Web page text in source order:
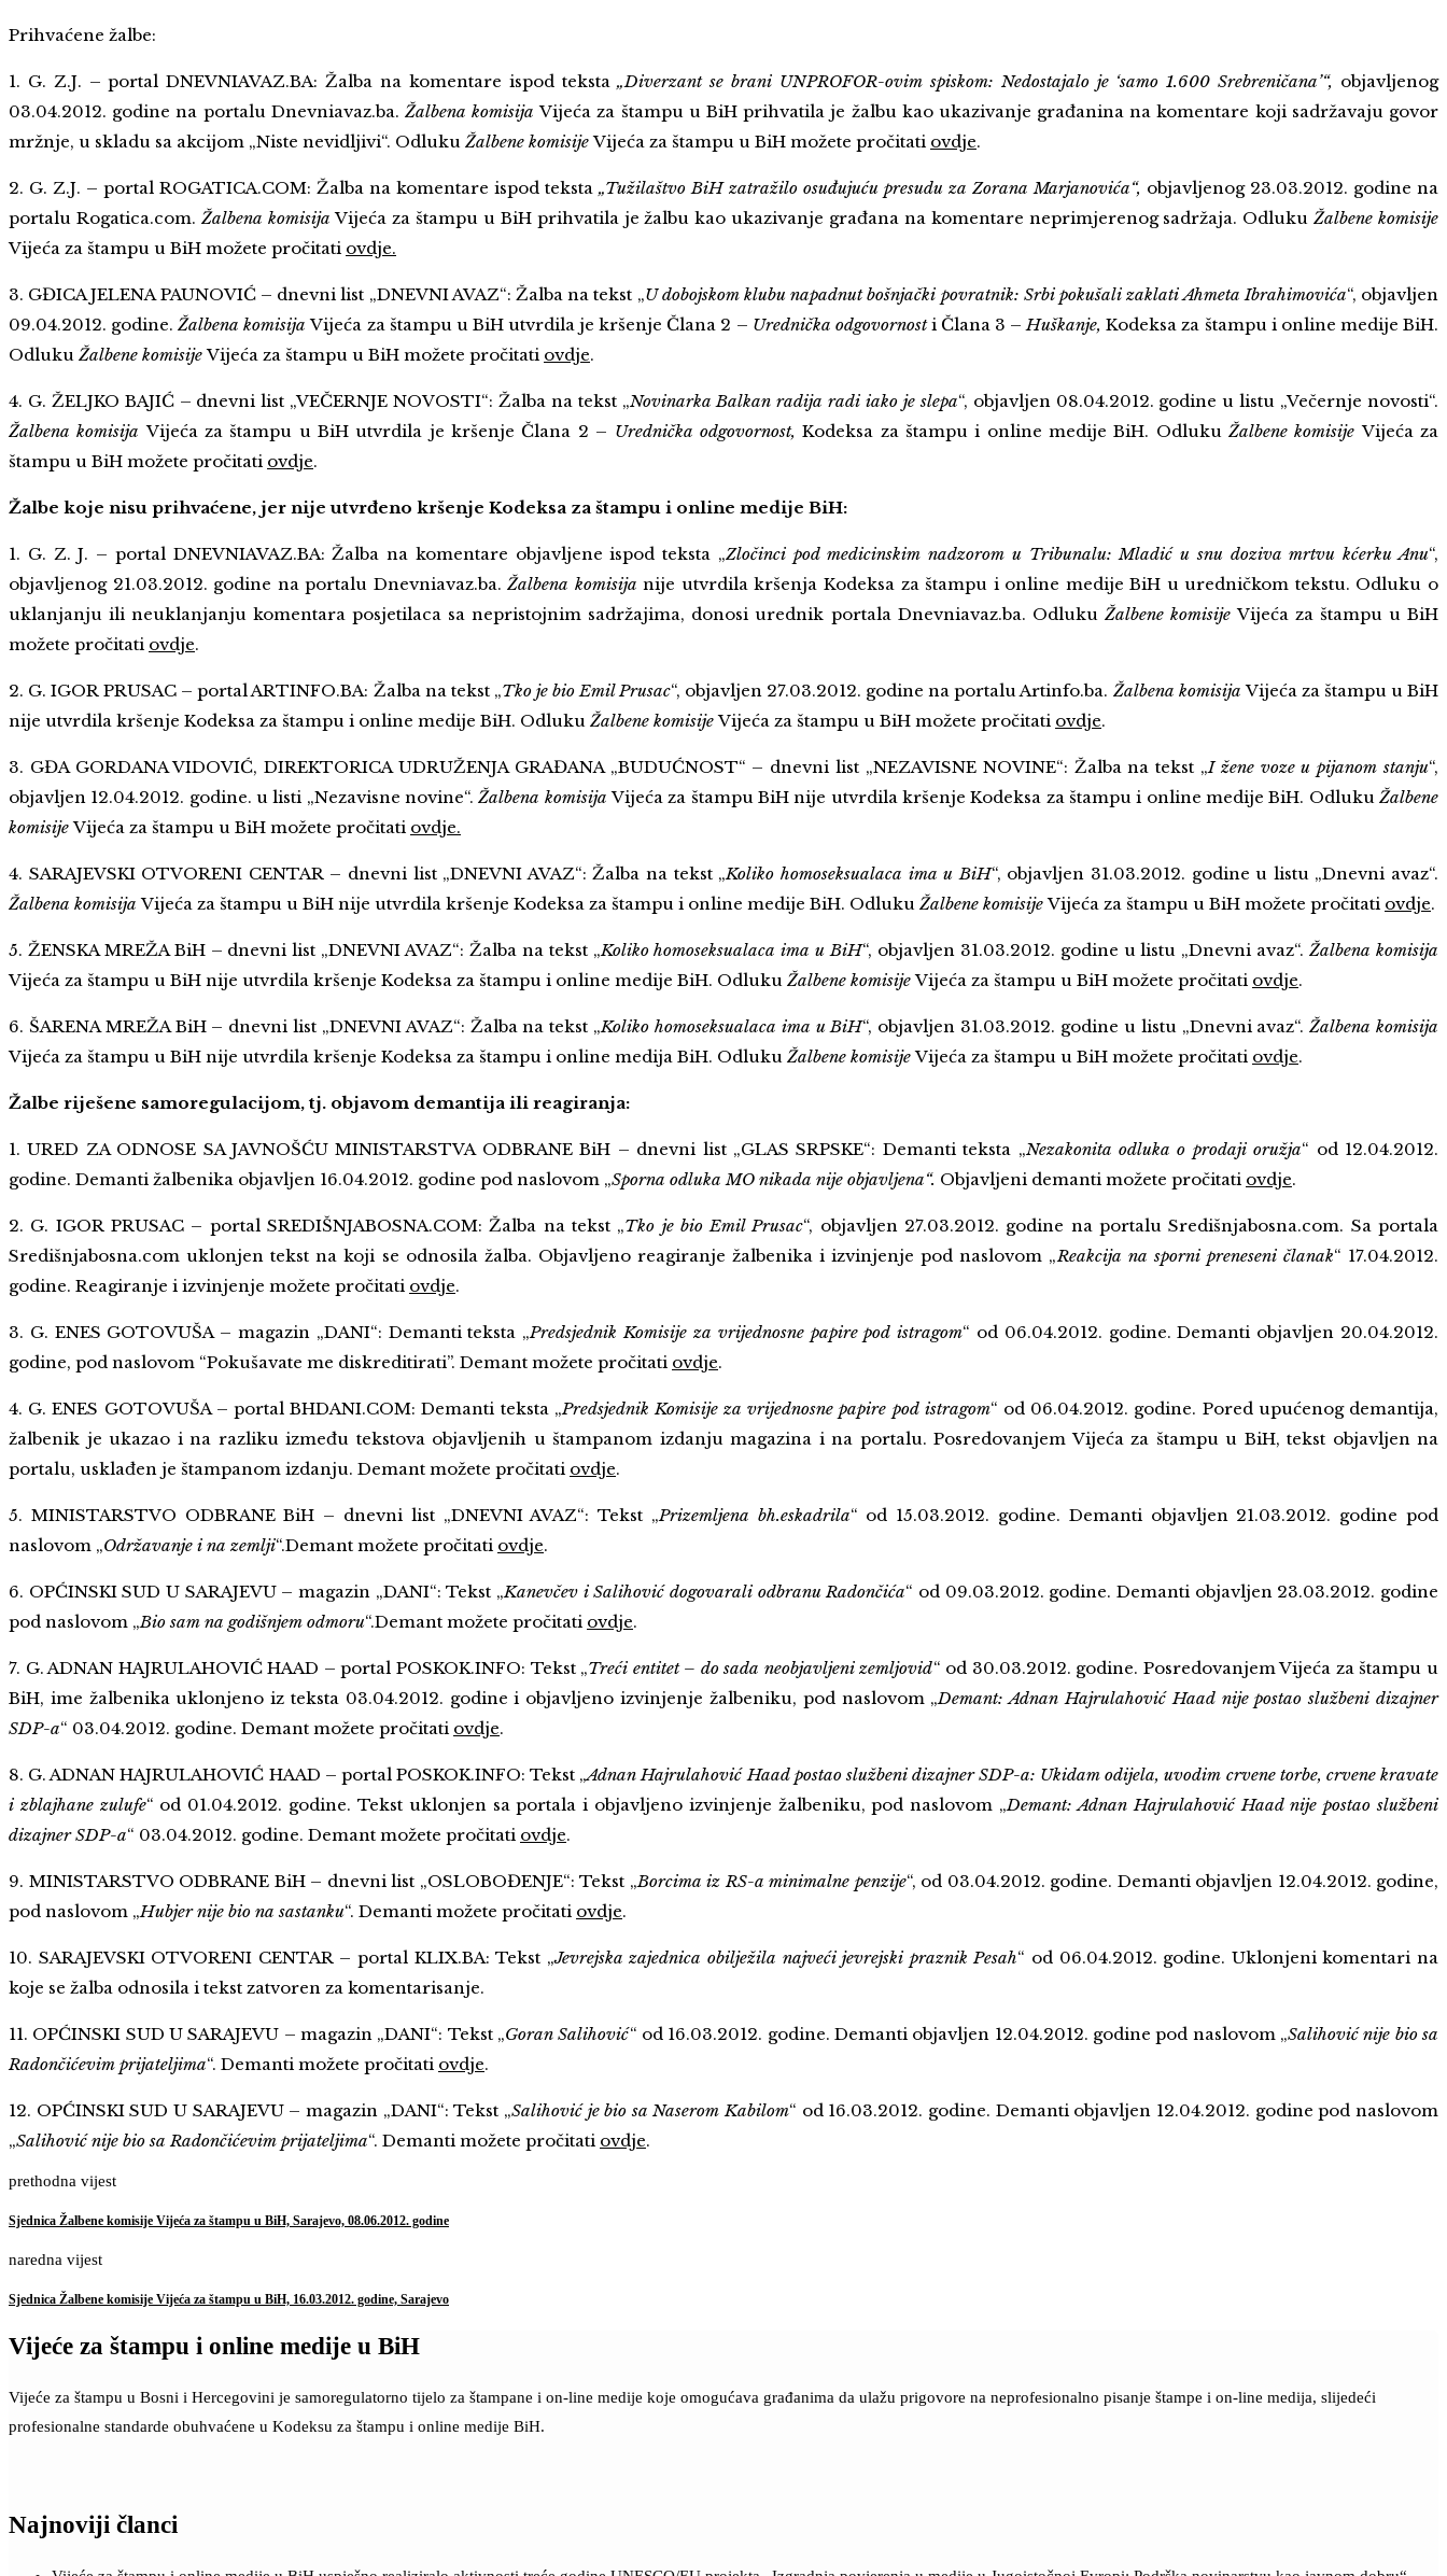
Prihvaćene žalbe:
1. G. Z.J. – portal DNEVNIAVAZ.BA: Žalba na komentare ispod teksta„Diverzant se brani UNPROFOR-ovim spiskom: Nedostajalo je ‘samo 1.600 Srebreničana’“, objavljenog
03.04.2012. godine na portalu Dnevniavaz.ba. Žalbena komisijaVijeća za štampu u BiH prihvatila je žalbu kao ukazivanje građanina na komentare koji sadržavaju govor
mržnje, u skladu sa akcijom „Niste nevidljivi“. Odluku Žalbene komisijeVijeća za štampu u BiH možete pročitati ovdje.
2. G. Z.J. – portal ROGATICA.COM: Žalba na komentare ispod teksta „Tužilaštvo BiH zatražilo osuđujuću presudu za Zorana Marjanovića“, objavljenog 23.03.2012. godine na
portalu Rogatica.com. Žalbena komisijaVijeća za štampu u BiH prihvatila je žalbu kao ukazivanje građana na komentare neprimjerenog sadržaja. OdlukuŽalbene komisije
Vijeća za štampu u BiH možete pročitati ovdje.
3. GĐICA JELENA PAUNOVIĆ – dnevni list „DNEVNI AVAZ“: Žalba na tekst „U dobojskom klubu napadnut bošnjački povratnik: Srbi pokušali zaklati Ahmeta Ibrahimovića“, objavljen
09.04.2012. godine.Žalbena komisijaVijeća za štampu u BiH utvrdila je kršenje Člana 2 – Urednička odgovornosti Člana 3 –Huškanje,Kodeksa za štampu i online medije BiH.
Odluku Žalbene komisijeVijeća za štampu u BiH možete pročitati ovdje.
4. G. ŽELJKO BAJIĆ – dnevni list „VEČERNJE NOVOSTI“: Žalba na tekst „Novinarka Balkan radija radi iako je slepa“, objavljen 08.04.2012. godine u listu „Večernje novosti“.
Žalbena komisijaVijeća za štampu u BiH utvrdila je kršenje Člana 2 – Urednička odgovornost,Kodeksa za štampu i online medije BiH. Odluku Žalbene komisijeVijeća za
štampu u BiH možete pročitati ovdje.
Žalbe koje nisu prihvaćene, jer nije utvrđeno kršenje Kodeksa za štampu i online medije BiH:
1. G. Z. J. – portal DNEVNIAVAZ.BA: Žalba na komentare objavljene ispod teksta „Zločinci pod medicinskim nadzorom u Tribunalu: Mladić u snu doziva mrtvu kćerku Anu“,
objavljenog 21.03.2012. godine na portalu Dnevniavaz.ba.Žalbena komisijanije utvrdila kršenja Kodeksa za štampu i online medije BiH u uredničkom tekstu. Odluku o
uklanjanju ili neuklanjanju komentara posjetilaca sa nepristojnim sadržajima, donosi urednik portala Dnevniavaz.ba. Odluku Žalbene komisijeVijeća za štampu u BiH
možete pročitati ovdje.
2. G. IGOR PRUSAC – portal ARTINFO.BA: Žalba na tekst „Tko je bio Emil Prusac“, objavljen 27.03.2012. godine na portalu Artinfo.ba. Žalbena komisijaVijeća za štampu u BiH
nije utvrdila kršenje Kodeksa za štampu i online medije BiH. Odluku Žalbene komisijeVijeća za štampu u BiH možete pročitati ovdje.
3. GĐA GORDANA VIDOVIĆ, DIREKTORICA UDRUŽENJA GRAĐANA „BUDUĆNOST“ – dnevni list „NEZAVISNE NOVINE“: Žalba na tekst „I žene voze u pijanom stanju“,
objavljen 12.04.2012. godine. u listi „Nezavisne novine“.Žalbena komisijaVijeća za štampu BiH nije utvrdila kršenje Kodeksa za štampu i online medije BiH. OdlukuŽalbene
komisijeVijeća za štampu u BiH možete pročitati ovdje.
4. SARAJEVSKI OTVORENI CENTAR – dnevni list „DNEVNI AVAZ“: Žalba na tekst „Koliko homoseksualaca ima u BiH“, objavljen 31.03.2012. godine u listu „Dnevni avaz“.
Žalbena komisijaVijeća za štampu u BiH nije utvrdila kršenje Kodeksa za štampu i online medije BiH. Odluku Žalbene komisijeVijeća za štampu u BiH možete pročitati ovdje.
5. ŽENSKA MREŽA BiH – dnevni list „DNEVNI AVAZ“: Žalba na tekst „Koliko homoseksualaca ima u BiH“, objavljen 31.03.2012. godine u listu „Dnevni avaz“.Žalbena komisija
Vijeća za štampu u BiH nije utvrdila kršenje Kodeksa za štampu i online medije BiH. Odluku Žalbene komisijeVijeća za štampu u BiH možete pročitati ovdje.
6. ŠARENA MREŽA BiH – dnevni list „DNEVNI AVAZ“: Žalba na tekst „Koliko homoseksualaca ima u BiH“, objavljen 31.03.2012. godine u listu „Dnevni avaz“.Žalbena komisija
Vijeća za štampu u BiH nije utvrdila kršenje Kodeksa za štampu i online medija BiH. Odluku Žalbene komisijeVijeća za štampu u BiH možete pročitati ovdje.
Žalbe riješene samoregulacijom, tj. objavom demantija ili reagiranja:
1. URED ZA ODNOSE SA JAVNOŠĆU MINISTARSTVA ODBRANE BiH – dnevni list „GLAS SRPSKE“: Demanti teksta „Nezakonita odluka o prodaji oružja“ od 12.04.2012.
godine. Demanti žalbenika objavljen 16.04.2012. godine pod naslovom „Sporna odluka MO nikada nije objavljena“. Objavljeni demanti možete pročitati ovdje.
2. G. IGOR PRUSAC – portal SREDIŠNJABOSNA.COM: Žalba na tekst „Tko je bio Emil Prusac“, objavljen 27.03.2012. godine na portalu Središnjabosna.com. Sa portala
Središnjabosna.com uklonjen tekst na koji se odnosila žalba. Objavljeno reagiranje žalbenika i izvinjenje pod naslovom „Reakcija na sporni preneseni članak“ 17.04.2012.
godine. Reagiranje i izvinjenje možete pročitati ovdje.
3. G. ENES GOTOVUŠA – magazin „DANI“: Demanti teksta „Predsjednik Komisije za vrijednosne papire pod istragom“ od 06.04.2012. godine. Demanti objavljen 20.04.2012.
godine, pod naslovom “Pokušavate me diskreditirati”. Demant možete pročitati ovdje.
4. G. ENES GOTOVUŠA – portal BHDANI.COM: Demanti teksta „Predsjednik Komisije za vrijednosne papire pod istragom“ od 06.04.2012. godine. Pored upućenog demantija,
žalbenik je ukazao i na razliku između tekstova objavljenih u štampanom izdanju magazina i na portalu. Posredovanjem Vijeća za štampu u BiH, tekst objavljen na
portalu, usklađen je štampanom izdanju. Demant možete pročitati ovdje.
5. MINISTARSTVO ODBRANE BiH – dnevni list „DNEVNI AVAZ“: Tekst „Prizemljena bh.eskadrila“ od 15.03.2012. godine. Demanti objavljen 21.03.2012. godine pod
naslovom „Održavanje i na zemlji“.Demant možete pročitati ovdje.
6. OPĆINSKI SUD U SARAJEVU – magazin „DANI“: Tekst „Kanevčev i Salihović dogovarali odbranu Radončića“ od 09.03.2012. godine. Demanti objavljen 23.03.2012. godine
pod naslovom „Bio sam na godišnjem odmoru“.Demant možete pročitati ovdje.
7. G. ADNAN HAJRULAHOVIĆ HAAD – portal POSKOK.INFO: Tekst „Treći entitet – do sada neobjavljeni zemljovid“ od 30.03.2012. godine. Posredovanjem Vijeća za štampu u
BiH, ime žalbenika uklonjeno iz teksta 03.04.2012. godine i objavljeno izvinjenje žalbeniku, pod naslovom „Demant: Adnan Hajrulahović Haad nije postao službeni dizajner
SDP-a“ 03.04.2012. godine. Demant možete pročitati ovdje.
8. G. ADNAN HAJRULAHOVIĆ HAAD – portal POSKOK.INFO: Tekst „Adnan Hajrulahović Haad postao službeni dizajner SDP-a: Ukidam odijela, uvodim crvene torbe, crvene kravate
i zblajhane zulufe“ od 01.04.2012. godine. Tekst uklonjen sa portala i objavljeno izvinjenje žalbeniku, pod naslovom „Demant: Adnan Hajrulahović Haad nije postao službeni
dizajner SDP-a“ 03.04.2012. godine. Demant možete pročitati ovdje.
9. MINISTARSTVO ODBRANE BiH – dnevni list „OSLOBOĐENJE“: Tekst „Borcima iz RS-a minimalne penzije“, od 03.04.2012. godine. Demanti objavljen 12.04.2012. godine,
pod naslovom „Hubjer nije bio na sastanku“. Demanti možete pročitati ovdje.
10. SARAJEVSKI OTVORENI CENTAR – portal KLIX.BA: Tekst „Jevrejska zajednica obilježila najveći jevrejski praznik Pesah“ od 06.04.2012. godine. Uklonjeni komentari na
koje se žalba odnosila i tekst zatvoren za komentarisanje.
11. OPĆINSKI SUD U SARAJEVU – magazin „DANI“: Tekst „Goran Salihović“ od 16.03.2012. godine. Demanti objavljen 12.04.2012. godine pod naslovom „Salihović nije bio sa
Radončićevim prijateljima“. Demanti možete pročitati ovdje.
12. OPĆINSKI SUD U SARAJEVU – magazin „DANI“: Tekst „Salihović je bio sa Naserom Kabilom“ od 16.03.2012. godine. Demanti objavljen 12.04.2012. godine pod naslovom
„Salihović nije bio sa Radončićevim prijateljima“. Demanti možete pročitati ovdje.
prethodna vijest
Sjednica Žalbene komisije Vijeća za štampu u BiH, Sarajevo, 08.06.2012. godine
naredna vijest
Sjednica Žalbene komisije Vijeća za štampu u BiH, 16.03.2012. godine, Sarajevo
Vijeće za štampu i online medije u BiH
Vijeće za štampu u Bosni i Hercegovini je samoregulatorno tijelo za štampane i on-line medije koje omogućava građanima da ulažu prigovore na neprofesionalno pisanje štampe i on-line medija, slijedeći
profesionalne standarde obuhvaćene u Kodeksu za štampu i online medije BiH.
Najnoviji članci